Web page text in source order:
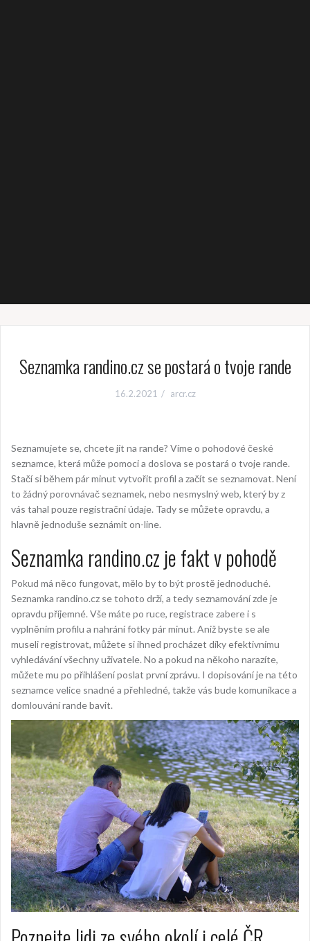
Seznamka randino.cz se postará o tvoje rande
16.2.2021 arcr.cz
Seznamujete se, chcete jít na rande? Víme o pohodové české
seznamce, která může pomoci a doslova se postará o tvoje rande.
Stačí si během pár minut vytvořit profil a začít se seznamovat. Není
to žádný porovnávač seznamek, nebo nesmyslný web, který by z
vás tahal pouze registrační údaje. Tady se můžete opravdu, a
hlavně jednoduše seznámit on-line.
Seznamka randino.cz je fakt v pohodě
Pokud má něco fungovat, mělo by to být prostě jednoduché.
Seznamka randino.cz se tohoto drží, a tedy seznamování zde je
opravdu příjemné. Vše máte po ruce, registrace zabere i s
vyplněním profilu a nahrání fotky pár minut. Aniž byste se ale
museli registrovat, můžete si ihned procházet díky efektivnímu
vyhledávání všechny uživatele. No a pokud na někoho narazíte,
můžete mu po přihlášení poslat první zprávu. I dopisování je na této
seznamce velice snadné a přehledné, takže vás bude komunikace a
domlouvání rande bavit.